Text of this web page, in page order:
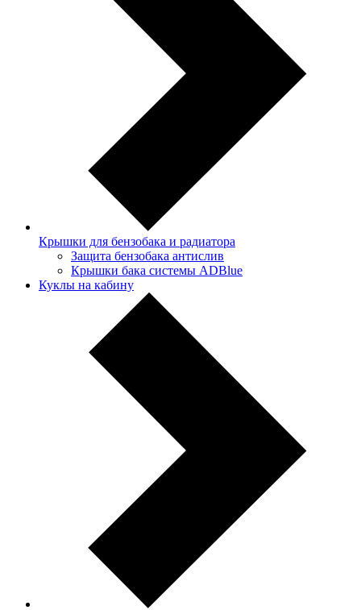
Крышки для бензобака и радиатора
Защита бензобака антислив
Крышки бака системы ADBlue
Куклы на кабину